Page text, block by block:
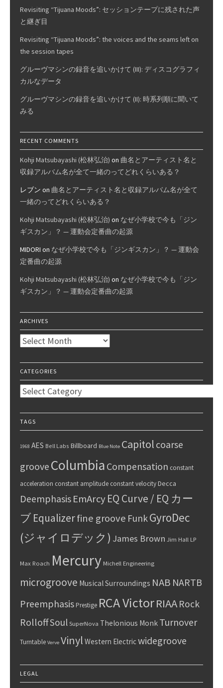
Revisiting “Tijuana Moods”: セッションテープに残された声
と継ぎ目
Revisiting “Tijuana Moods”: the voices and the seams left on
the session tapes
グルーヴマシンの録音を追いかけて (III): ディスコグラフィ
カルなデータ
グルーヴマシンの録音を追いかけて (II): 時系列順に聞いて
みる
RECENT COMMENTS
Kohji Matsubayashi (松林弘治) on 曲名とアーティスト名と
収録アルバム名が全て一緒のってどれくらいある？
レブン on 曲名とアーティスト名と収録アルバム名が全て
一緒のってどれくらいある？
Kohji Matsubayashi (松林弘治) on なぜ小学校で今も「ジン
ギスカン」？ — 運動会定番曲の起源
MIDORI on なぜ小学校で今も「ジンギスカン」？ — 運動会
定番曲の起源
Kohji Matsubayashi (松林弘治) on なぜ小学校で今も「ジン
ギスカン」？ — 運動会定番曲の起源
ARCHIVES
Archives
CATEGORIES
Categories
TAGS
1968 AES Bell Labs Billboard Blue Note Capitol coarse
groove Columbia Compensation constant
acceleration constant amplitude constant velocityDecca
Deemphasis EmArcyEQ Curve / EQ カー
ブEqualizerfine groove FunkGyroDec
(ジャイロデック) James Brown Jim Hall LP
Max Roach Mercury Michell Engineering
microgroove Musical Surroundings NAB NARTB
PreemphasisPrestige RCA VictorRIAA Rock
RolloffSoul SuperNova Thelonious Monk Turnover
Turntable Verve Vinyl Western Electricwidegroove
LEGAL